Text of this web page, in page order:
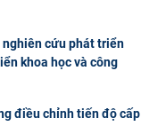
nghiên cứu phát triển
khoa học và công
điều chỉnh tiến độ cấp